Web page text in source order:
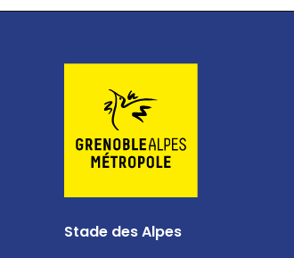
Stade des Alpes